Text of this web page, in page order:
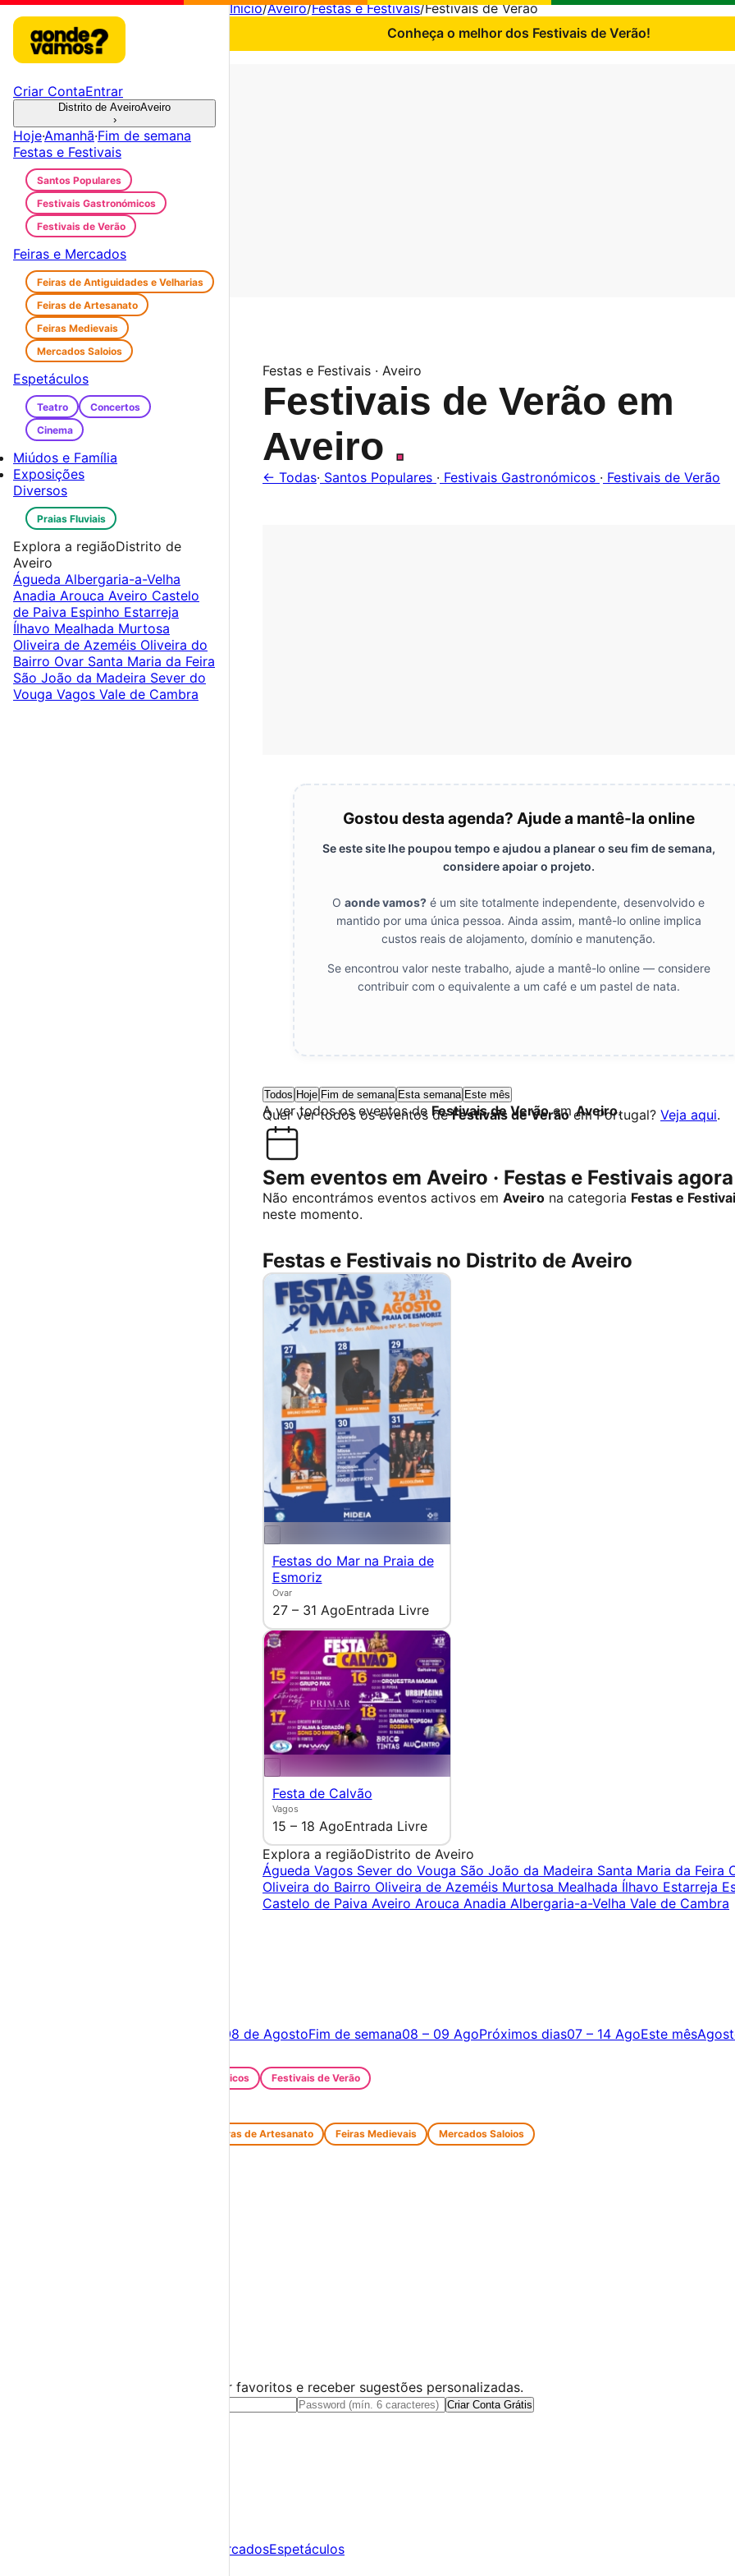
Início/Aveiro/Festas e Festivais/Festivais de Verão
Conheça o melhor dos Festivais de Verão!
Festas e Festivais · Aveiro
Festivais de Verão em
Aveiro .
← Todas· Santos Populares · Festivais Gastronómicos · Festivais de Verão
Gostou desta agenda? Ajude a mantê-la online
Se este site lhe poupou tempo e ajudou a planear o seu fim de semana,
considere apoiar o projeto.
O aonde vamos? é um site totalmente independente, desenvolvido e
mantido por uma única pessoa. Ainda assim, mantê-lo online implica
custos reais de alojamento, domínio e manutenção.
Se encontrou valor neste trabalho, ajude a mantê-lo online — considere
contribuir com o equivalente a um café e um pastel de nata.
Todos Hoje Fim de semana Esta semana Este mês
A ver todos os eventos de Festivais de VerãoemAveiro.
Quer ver todos os eventos deFestivais de Verãoem Portugal? Veja aqui.
Sem eventos em Aveiro · Festas e Festivais agora
Não encontrámos eventos activos em Aveiro na categoria Festas e
neste momento.
Festas e Festivais no Distrito de Aveiro
Festas do Mar na Praia de
Esmoriz
Ovar
27 – 31 AgoEntrada Livre
Festa de Calvão
Vagos
15 – 18 AgoEntrada Livre
Explora a regiãoDistrito de Aveiro
Águeda Vagos Sever do Vouga São João da Madeira Santa Maria da Feira
Oliveira do Bairro Oliveira de Azeméis Murtosa Mealhada Ílhavo Estarreja
Castelo de Paiva Aveiro Arouca Anadia Albergaria-a-Velha Vale de Cambra
Criar ContaEntrar
Distrito de AveiroAveiro
›
Hoje·Amanhã·Fim de semana
Festas e Festivais
Santos Populares
Festivais Gastronómicos
Festivais de Verão
Feiras e Mercados
Feiras de Antiguidades e Velharias
Feiras de Artesanato
Feiras Medievais
Mercados Saloios
Espetáculos
Teatro
Concertos
Cinema
Miúdos e Família
Exposições
Diversos
Praias Fluviais
Explora a regiãoDistrito de
Aveiro
Águeda Albergaria-a-Velha
Anadia Arouca Aveiro Castelo
de Paiva Espinho Estarreja
Ílhavo Mealhada Murtosa
Oliveira de Azeméis Oliveira do
Bairro Ovar Santa Maria da Feira
São João da Madeira Sever do
Vouga Vagos Vale de Cambra
08 de AgostoFim de semana08 – 09 AgoPróximos dias07 – 14 AgoEste mês
Festivais Gastronómicos Festivais de Verão
Feiras de Artesanato Feiras Medievais Mercados Saloios
Cria uma conta gratuita para guardar favoritos e receber sugestões personalizadas.
Criar Conta Grátis
Feiras e MercadosEspetáculos